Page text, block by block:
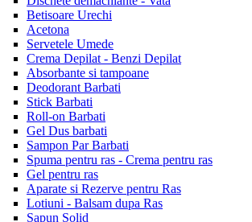
Betisoare Urechi
Acetona
Servetele Umede
Crema Depilat - Benzi Depilat
Absorbante si tampoane
Deodorant Barbati
Stick Barbati
Roll-on Barbati
Gel Dus barbati
Sampon Par Barbati
Spuma pentru ras - Crema pentru ras
Gel pentru ras
Aparate si Rezerve pentru Ras
Lotiuni - Balsam dupa Ras
Sapun Solid